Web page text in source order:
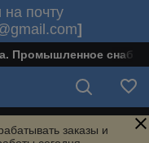
на почту
]
Промышленное
заказы и